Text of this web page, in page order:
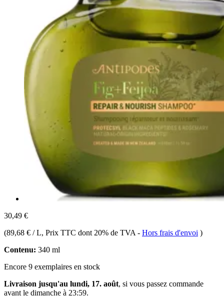
30,49 €
(89,68 € / L, Prix TTC dont 20% de TVA - Hors frais d'envoi )
Contenu: 340 ml
Encore 9 exemplaires en stock
Livraison jusqu'au lundi, 17. août, si vous passez commande
avant le dimanche à 23:59.